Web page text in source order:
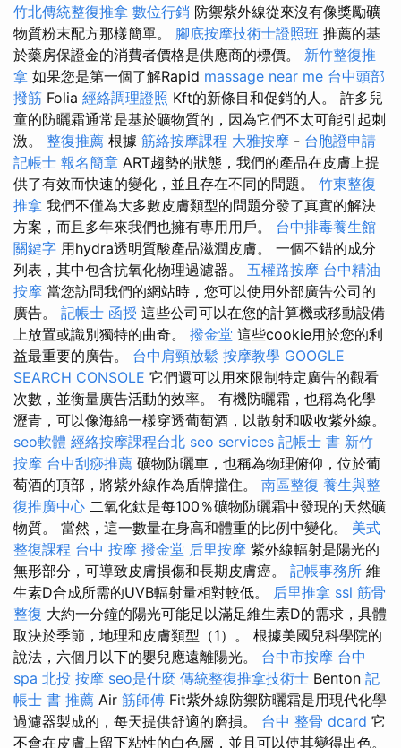
竹北傳統整復推拿 數位行銷 防禦紫外線從來沒有像獎勵礦
物質粉末配方那樣簡單。 腳底按摩技術士證照班 推薦的基
於藥房保證金的消費者價格是供應商的標價。 新竹整復推
拿 如果您是第一個了解Rapid massage near me 台中頭部
撥筋 Folia 經絡調理證照 Kft的新條目和促銷的人。 許多兒
童的防曬霜通常是基於礦物質的，因為它們不太可能引起刺
激。 整復推薦 根據 筋絡按摩課程 大雅按摩 - 台胞證申請
記帳士 報名簡章 ART趨勢的狀態，我們的產品在皮膚上提
供了有效而快速的變化，並且存在不同的問題。 竹東整復
推拿 我們不僅為大多數皮膚類型的問題分發了真實的解決
方案，而且多年來我們也擁有專用用戶。 台中排毒養生館
關鍵字 用hydra透明質酸產品滋潤皮膚。 一個不錯的成分
列表，其中包含抗氧化物理過濾器。 五權路按摩 台中精油
按摩 當您訪問我們的網站時，您可以使用外部廣告公司的
廣告。 記帳士 函授 這些公司可以在您的計算機或移動設備
上放置或識別獨特的曲奇。 撥金堂 這些cookie用於您的利
益最重要的廣告。 台中肩頸放鬆 按摩教學 GOOGLE
SEARCH CONSOLE 它們還可以用來限制特定廣告的觀看
次數，並衡量廣告活動的效率。 有機防曬霜，也稱為化學
瀝青，可以像海綿一樣穿透葡萄酒，以散射和吸收紫外線。
seo軟體 經絡按摩課程台北 seo services 記帳士 書 新竹
按摩 台中刮痧推薦 礦物防曬車，也稱為物理俯仰，位於葡
萄酒的頂部，將紫外線作為盾牌擋住。 南區整復 養生與整
復推廣中心 二氧化鈦是每100％礦物防曬霜中發現的天然礦
物質。 當然，這一數量在身高和體重的比例中變化。 美式
整復課程 台中 按摩 撥金堂 后里按摩 紫外線輻射是陽光的
無形部分，可導致皮膚損傷和長期皮膚癌。 記帳事務所 維
生素D合成所需的UVB輻射量相對較低。 后里推拿 ssl 筋骨
整復 大約一分鐘的陽光可能足以滿足維生素D的需求，具體
取決於季節，地理和皮膚類型（1）。 根據美國兒科學院的
說法，六個月以下的嬰兒應遠離陽光。 台中市按摩 台中
spa 北投 按摩 seo是什麼 傳統整復推拿技術士 Benton 記
帳士 書 推薦 Air 筋師傅 Fit紫外線防禦防曬霜是用現代化學
過濾器製成的，每天提供舒適的磨損。 台中 整骨 dcard 它
不會在皮膚上留下粘性的白色層，並且可以使其變得出色。